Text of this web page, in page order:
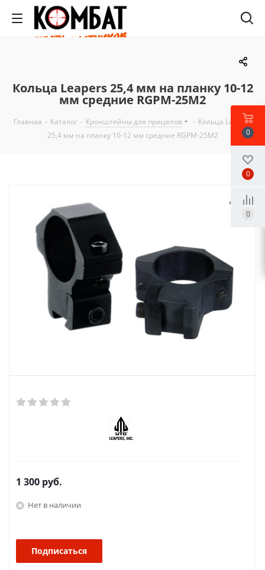
Кольца Leapers 25,4 мм на планку 10-12
мм средние RGPM-25M2
Главная - Каталог - Кронштейны для прицелов - Кольца Leapers
25,4 мм на планку 10-12 мм средние RGPM-25M2
1 300 руб.
Нет в наличии
Подписаться
0
0
0